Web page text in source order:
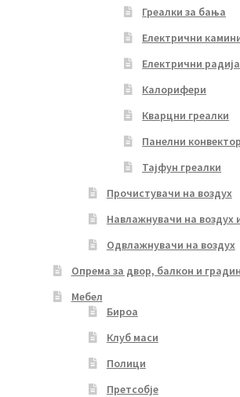
Греалки за бања
Електрични
Електрични
Калорифери
Кварцни греалки
Панелни
Тајфун греалки
Прочистувачи на воздух
Навлажнувачи на воздух
Одвлажнувачи на воздух
Опрема за двор, балкон и
Мебел
Бироа
Клуб маси
Полици
Претсобје